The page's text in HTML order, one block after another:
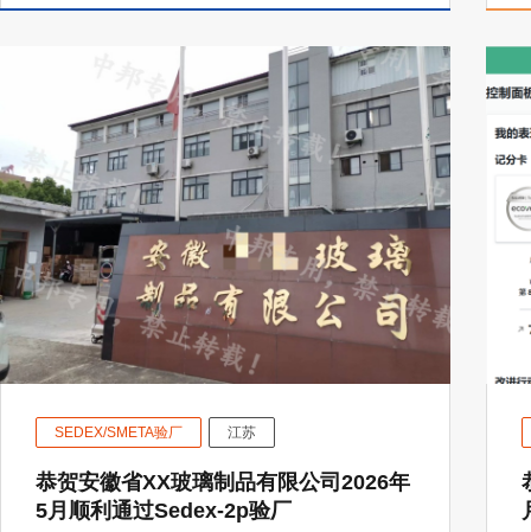
SEDEX/SMETA验厂 江苏
恭贺安徽省XX玻璃制品有限公司2026年
5月顺利通过Sedex-2p验厂